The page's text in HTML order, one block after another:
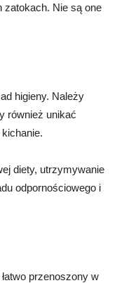
zatokach. Nie są one
higieny. Należy
również unikać
diety, utrzymywanie
odpornościowego i
przenoszony w